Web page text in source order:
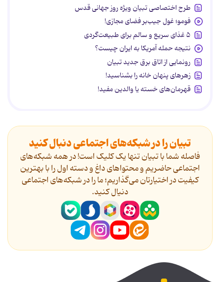
طرح اختصاصی تبیان ویژه روز جهانی قدس
فومو؛ غول جیب‌بر فضای مجازی!
۵ غذای سریع و سالم برای طبیعت‌گردی
نتیجه حمله آمریکا به ایران چیست؟
رونمایی از اتاق برق جدید تبیان
زهرهای پنهان خانه را بشناسید!
قهرمان‌های خسته یا والدین مفید!
تبیان را در شبکه‌های اجتماعی دنبال کنید
فاصله شما با تبیان تنها یک کلیک است! در همه شبکه‌های
اجتماعی حاضریم و محتواهای داغ و دسته اول را با بهترین
کیفیت در اختیارتان می‌گذاریم؛ ما را در شبکه‌های اجتماعی
دنیال کنید.